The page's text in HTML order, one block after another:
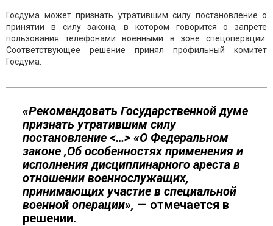
Госдума может признать утратившим силу постановление о
принятии в силу закона, в котором говорится о запрете
пользования телефонами военными в зоне спецоперации.
Соответствующее решение принял профильный комитет
Госдума.
«Рекомендовать Государственной думе
признать утратившим силу
постановление <…> «О Федеральном
законе ‚Об особенностях применения и
исполнения дисциплинарного ареста в
отношении военнослужащих,
принимающих участие в специальной
военной операции», — отмечается в
решении.